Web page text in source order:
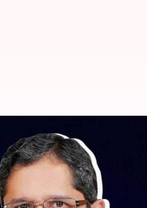
'साइलेंट किलर',